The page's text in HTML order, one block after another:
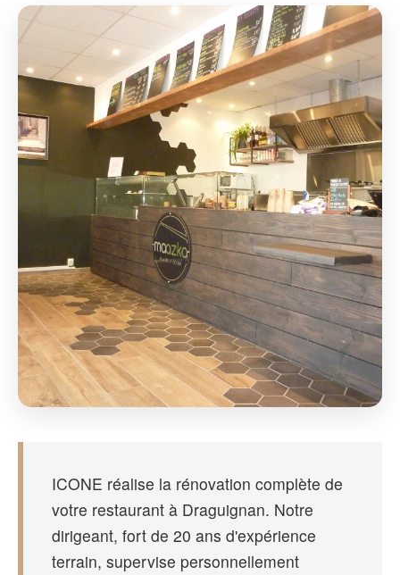
ICONE réalise la rénovation complète de
votre restaurant à Draguignan. Notre
dirigeant, fort de 20 ans d'expérience
terrain, supervise personnellement